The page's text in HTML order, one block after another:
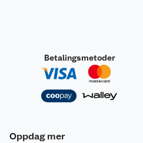
Betalingsmetoder
Oppdag mer